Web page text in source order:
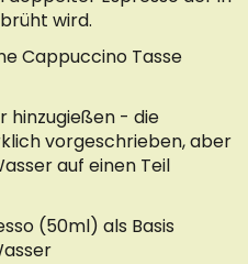
wird.
Cappuccino Tasse
hinzugießen - die
vorgeschrieben, aber
auf einen Teil
(50ml) als Basis